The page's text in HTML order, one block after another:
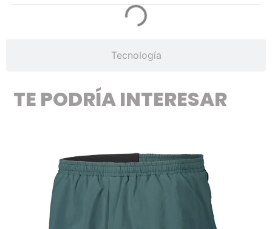
Tecnología
TE PODRÍA INTERESAR